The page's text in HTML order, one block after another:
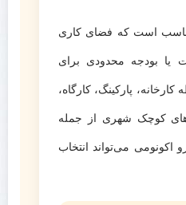
است که فضای کاری
یا بودجه محدودی برای
پارکینگ، کارگاه،
کوچک شهری از جمله
اکونومی می‌تواند انتخاب